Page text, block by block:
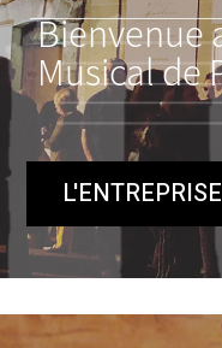
Bienvenue
Musical de
L'ENTREPRISE